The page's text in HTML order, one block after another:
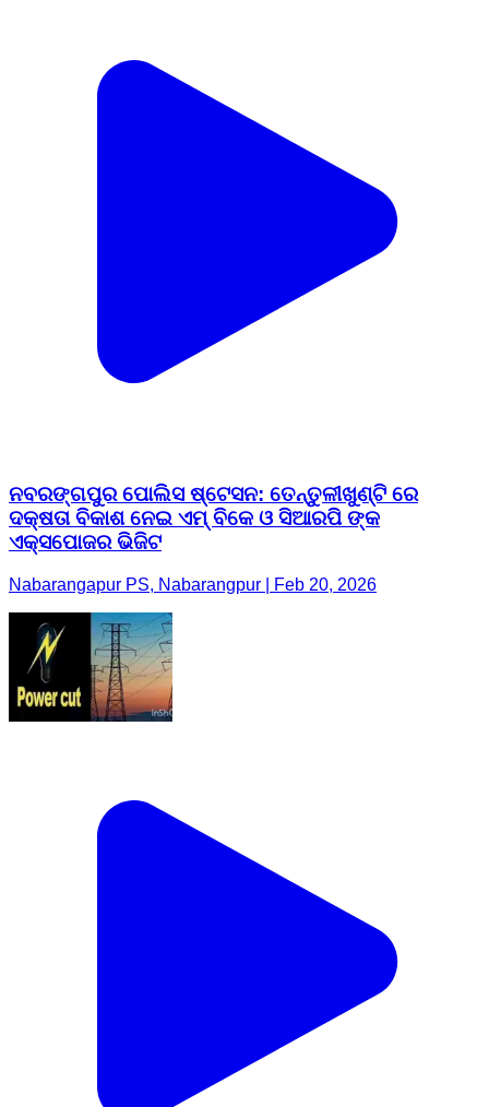
ନବରଙ୍ଗପୁର ପୋଲିସ ଷ୍ଟେସନ: ତେନ୍ତୁଳୀଖୁଣ୍ଟି ରେ
ଦକ୍ଷତା ବିକାଶ ନେଇ ଏମ୍ ବିକେ ଓ ସିଆରପି ଙ୍କ
ଏକ୍ସପୋଜର ଭିଜିଟ
Nabarangapur PS, Nabarangpur | Feb 20, 2026